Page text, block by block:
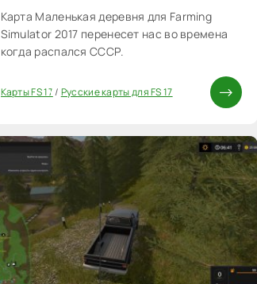
Карта Маленькая деревня для Farming
Simulator 2017 перенесет нас во времена
когда распался СССР.
Карты FS 17/ Русские карты для FS 17